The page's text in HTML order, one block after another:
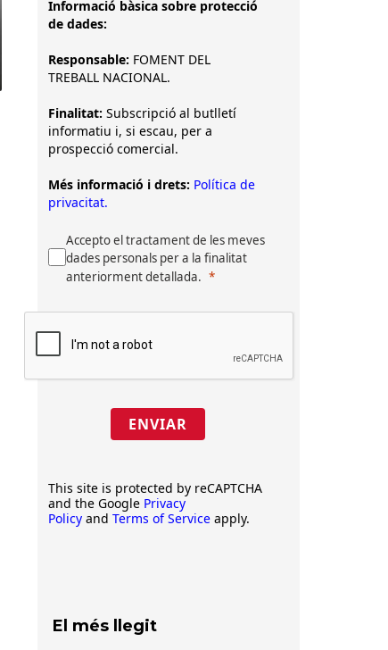
Informació bàsica sobre protecció
de dades:
Responsable: FOMENT DEL
TREBALL NACIONAL.
Finalitat: Subscripció al butlletí
informatiu i, si escau, per a
prospecció comercial.
Més informació i drets: Política de
privacitat.
Accepto el tractament de les meves
dades personals per a la finalitat
anteriorment detallada.
ENVIAR
This site is protected by reCAPTCHA
and the Google Privacy
Policy and Terms of Service apply.
El més llegit